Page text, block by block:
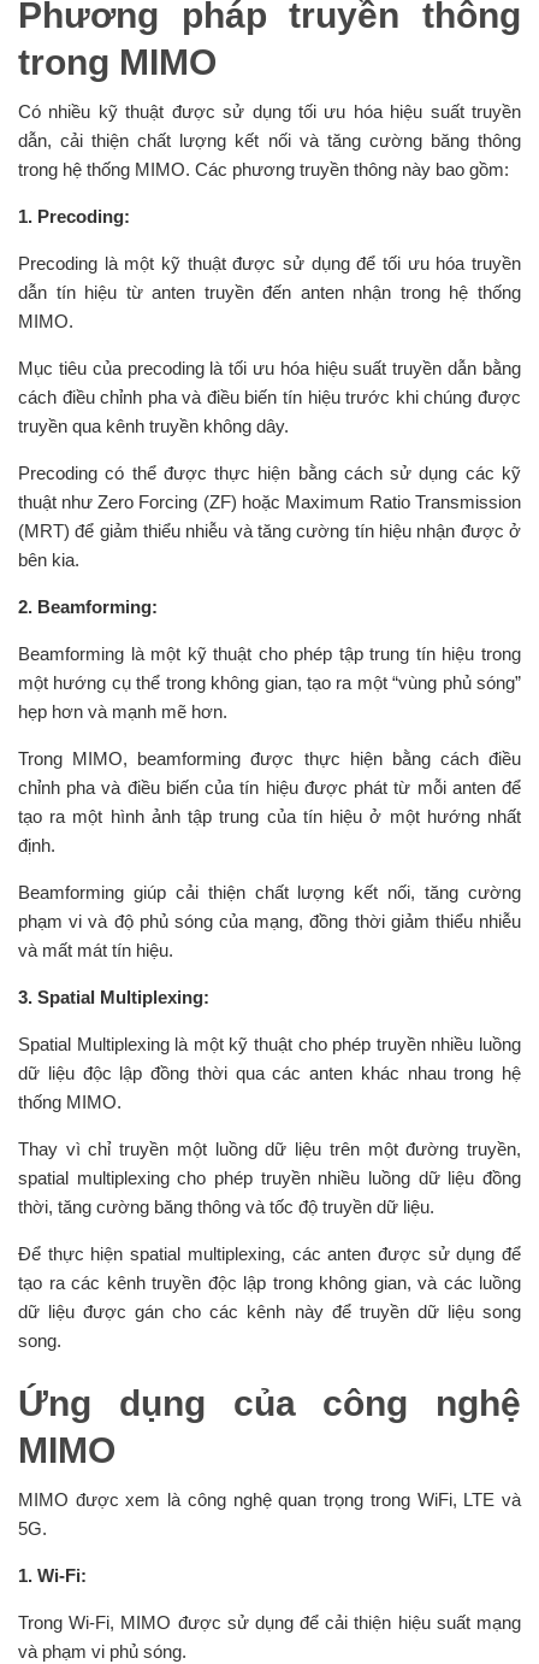
Phương pháp truyền thông
trong MIMO
Có nhiều kỹ thuật được sử dụng tối ưu hóa hiệu suất truyền
dẫn, cải thiện chất lượng kết nối và tăng cường băng thông
trong hệ thống MIMO. Các phương truyền thông này bao gồm:
1. Precoding:
Precoding là một kỹ thuật được sử dụng để tối ưu hóa truyền
dẫn tín hiệu từ anten truyền đến anten nhận trong hệ thống
MIMO.
Mục tiêu của precoding là tối ưu hóa hiệu suất truyền dẫn bằng
cách điều chỉnh pha và điều biến tín hiệu trước khi chúng được
truyền qua kênh truyền không dây.
Precoding có thể được thực hiện bằng cách sử dụng các kỹ
thuật như Zero Forcing (ZF) hoặc Maximum Ratio Transmission
(MRT) để giảm thiểu nhiễu và tăng cường tín hiệu nhận được ở
bên kia.
2. Beamforming:
Beamforming là một kỹ thuật cho phép tập trung tín hiệu trong
một hướng cụ thể trong không gian, tạo ra một “vùng phủ sóng”
hẹp hơn và mạnh mẽ hơn.
Trong MIMO, beamforming được thực hiện bằng cách điều
chỉnh pha và điều biến của tín hiệu được phát từ mỗi anten để
tạo ra một hình ảnh tập trung của tín hiệu ở một hướng nhất
định.
Beamforming giúp cải thiện chất lượng kết nối, tăng cường
phạm vi và độ phủ sóng của mạng, đồng thời giảm thiểu nhiễu
và mất mát tín hiệu.
3. Spatial Multiplexing:
Spatial Multiplexing là một kỹ thuật cho phép truyền nhiều luồng
dữ liệu độc lập đồng thời qua các anten khác nhau trong hệ
thống MIMO.
Thay vì chỉ truyền một luồng dữ liệu trên một đường truyền,
spatial multiplexing cho phép truyền nhiều luồng dữ liệu đồng
thời, tăng cường băng thông và tốc độ truyền dữ liệu.
Để thực hiện spatial multiplexing, các anten được sử dụng để
tạo ra các kênh truyền độc lập trong không gian, và các luồng
dữ liệu được gán cho các kênh này để truyền dữ liệu song
song.
Ứng dụng của công nghệ
MIMO
MIMO được xem là công nghệ quan trọng trong WiFi, LTE và
5G.
1. Wi-Fi:
Trong Wi-Fi, MIMO được sử dụng để cải thiện hiệu suất mạng
và phạm vi phủ sóng.